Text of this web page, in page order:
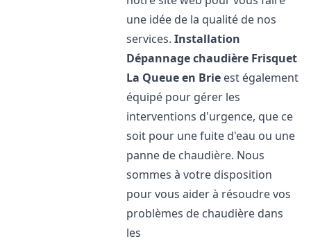
une idée de la qualité de nos
services.Installation
Dépannage chaudière Frisquet
La Queue en Brie est également
équipé pour gérer les
interventions d'urgence, que ce
soit pour une fuite d'eau ou une
panne de chaudière. Nous
sommes à votre disposition
pour vous aider à résoudre vos
problèmes de chaudière dans
les